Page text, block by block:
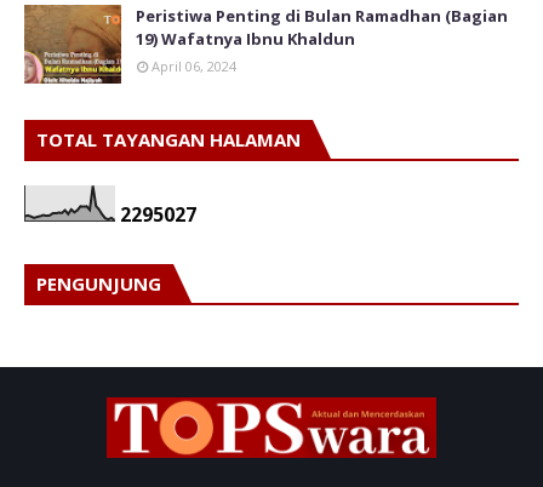
Peristiwa Penting di Bulan Ramadhan (Bagian
19) Wafatnya Ibnu Khaldun
April 06, 2024
TOTAL TAYANGAN HALAMAN
2295027
PENGUNJUNG